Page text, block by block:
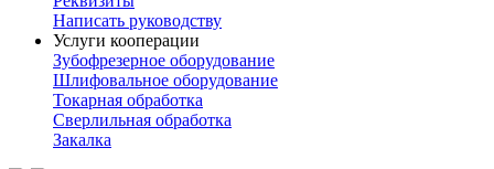
Написать руководству
Услуги кооперации
Зубофрезерное оборудование
Шлифовальное оборудование
Токарная обработка
Cверлильная обработка
Закалка